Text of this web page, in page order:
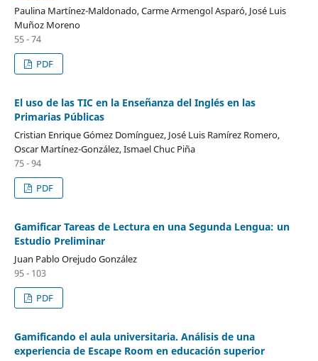
Paulina Martínez-Maldonado, Carme Armengol Asparó, José Luis
Muñoz Moreno
55 - 74
PDF
El uso de las TIC en la Enseñanza del Inglés en las
Primarias Públicas
Cristian Enrique Gómez Domínguez, José Luis Ramírez Romero,
Oscar Martínez-González, Ismael Chuc Piña
75 - 94
PDF
Gamificar Tareas de Lectura en una Segunda Lengua: un
Estudio Preliminar
Juan Pablo Orejudo González
95 - 103
PDF
Gamificando el aula universitaria. Análisis de una
experiencia de Escape Room en educación superior